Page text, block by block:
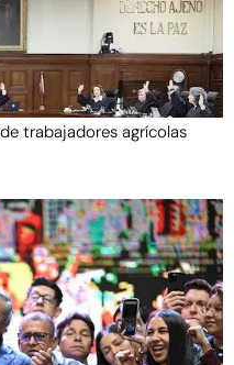
trabajadores agrícolas